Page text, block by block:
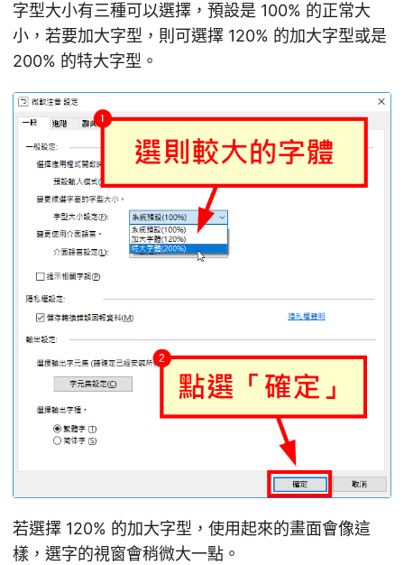
字型大小有三種可以選擇，預設是 100% 的正常大
小，若要加大字型，則可選擇 120% 的加大字型或是
200% 的特大字型。
若選擇 120% 的加大字型，使用起來的畫面會像這
樣，選字的視窗會稍微大一點。